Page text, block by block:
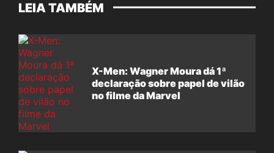
LEIA TAMBÉM
X-Men: Wagner Moura dá 1ª
declaração sobre papel de vilão
no filme da Marvel